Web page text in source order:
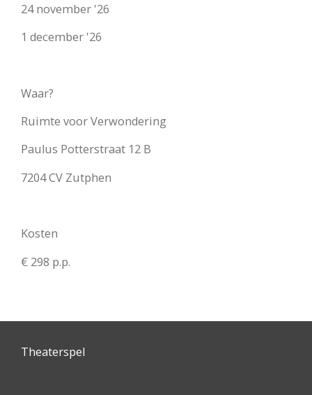
24 november '26
1 december '26
Waar?
Ruimte voor Verwondering
Paulus Potterstraat 12 B
7204 CV Zutphen
Kosten
€ 298 p.p.
Theaterspel